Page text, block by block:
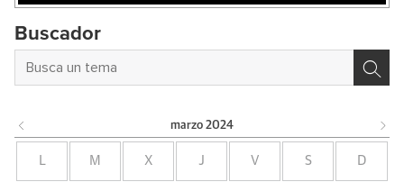
Buscador
marzo 2024
L M X J V S D